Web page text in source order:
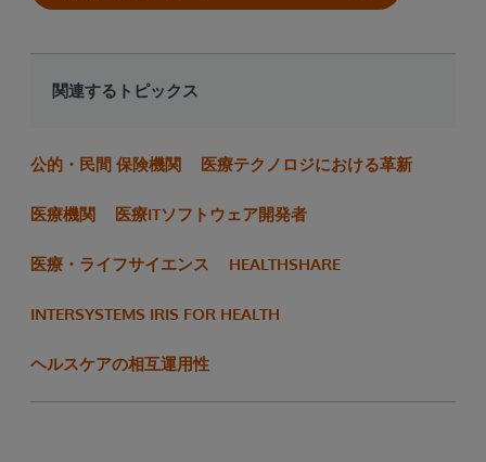
関連するトピックス
公的・民間 保険機関 医療テクノロジにおける革新
医療機関 医療ITソフトウェア開発者
医療・ライフサイエンス HEALTHSHARE
INTERSYSTEMS IRIS FOR HEALTH
ヘルスケアの相互運用性